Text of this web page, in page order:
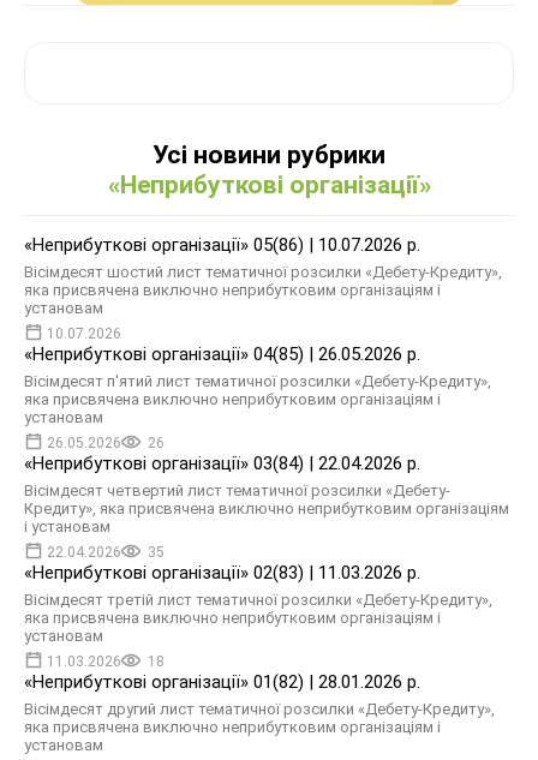
Усі новини рубрики
«Неприбуткові організації»
«Неприбуткові організації» 05(86) | 10.07.2026 р.
Вісімдесят шостий лист тематичної розсилки «Дебету-Кредиту»,
яка присвячена виключно неприбутковим організаціям і
установам
10.07.2026
«Неприбуткові організації» 04(85) | 26.05.2026 р.
Вісімдесят п'ятий лист тематичної розсилки «Дебету-Кредиту»,
яка присвячена виключно неприбутковим організаціям і
установам
26.05.2026 26
«Неприбуткові організації» 03(84) | 22.04.2026 р.
Вісімдесят четвертий лист тематичної розсилки «Дебету-
Кредиту», яка присвячена виключно неприбутковим організаціям
і установам
22.04.2026 35
«Неприбуткові організації» 02(83) | 11.03.2026 р.
Вісімдесят третій лист тематичної розсилки «Дебету-Кредиту»,
яка присвячена виключно неприбутковим організаціям і
установам
11.03.2026 18
«Неприбуткові організації» 01(82) | 28.01.2026 р.
Вісімдесят другий лист тематичної розсилки «Дебету-Кредиту»,
яка присвячена виключно неприбутковим організаціям і
установам